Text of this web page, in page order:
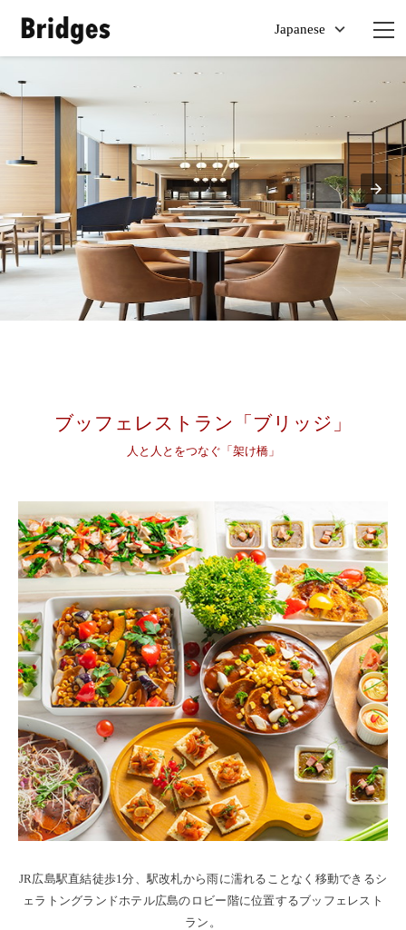
ブッフェレストラン「ブリッジ」
人と人とをつなぐ「架け橋」
JR広島駅直結徒歩1分、駅改札から雨に濡れることなく移動できるシ
ェラトングランドホテル広島のロビー階に位置するブッフェレスト
ラン。